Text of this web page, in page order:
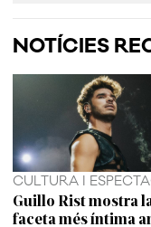
NOTÍCIES
CULTURA I
Guillo Rist mostra
faceta més íntima